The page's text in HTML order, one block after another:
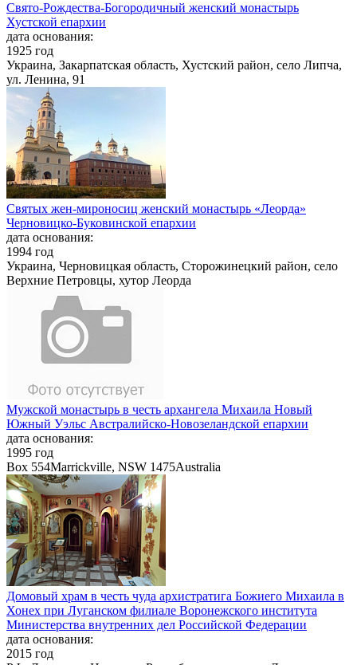
Свято-Рождества-Богородичный женский монастырь
Хустской епархии
дата основания:
1925 год
Украина, Закарпатская область, Хустский район, село Липча,
ул. Ленина, 91
Святых жен-мироносиц женский монастырь «Леорда»
Черновицко-Буковинской епархии
дата основания:
1994 год
Украина, Черновицкая область, Сторожинецкий район, село
Верхние Петровцы, хутор Леорда
Мужской монастырь в честь архангела Михаила Новый
Южный Уэльс Австралийско-Новозеландской епархии
дата основания:
1995 год
Box 554Marrickville, NSW 1475Australia
Домовый храм в честь чуда архистратига Божиего Михаила в
Хонех при Луганском филиале Воронежского института
Министерства внутренних дел Российской Федерации
дата основания:
2015 год